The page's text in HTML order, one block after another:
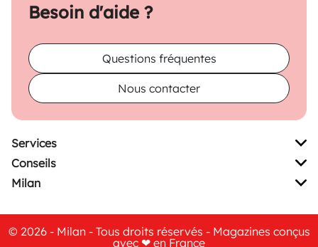
Besoin d'aide ?
Questions fréquentes
Nous contacter
Services
Conseils
Milan
© 2026 - Milan - Tous droits réservés - Magazines conçus
avec ❤ en France